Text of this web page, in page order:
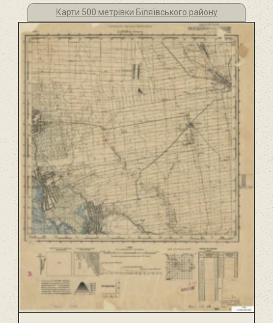
Карти 500 метрівки Біляївського району